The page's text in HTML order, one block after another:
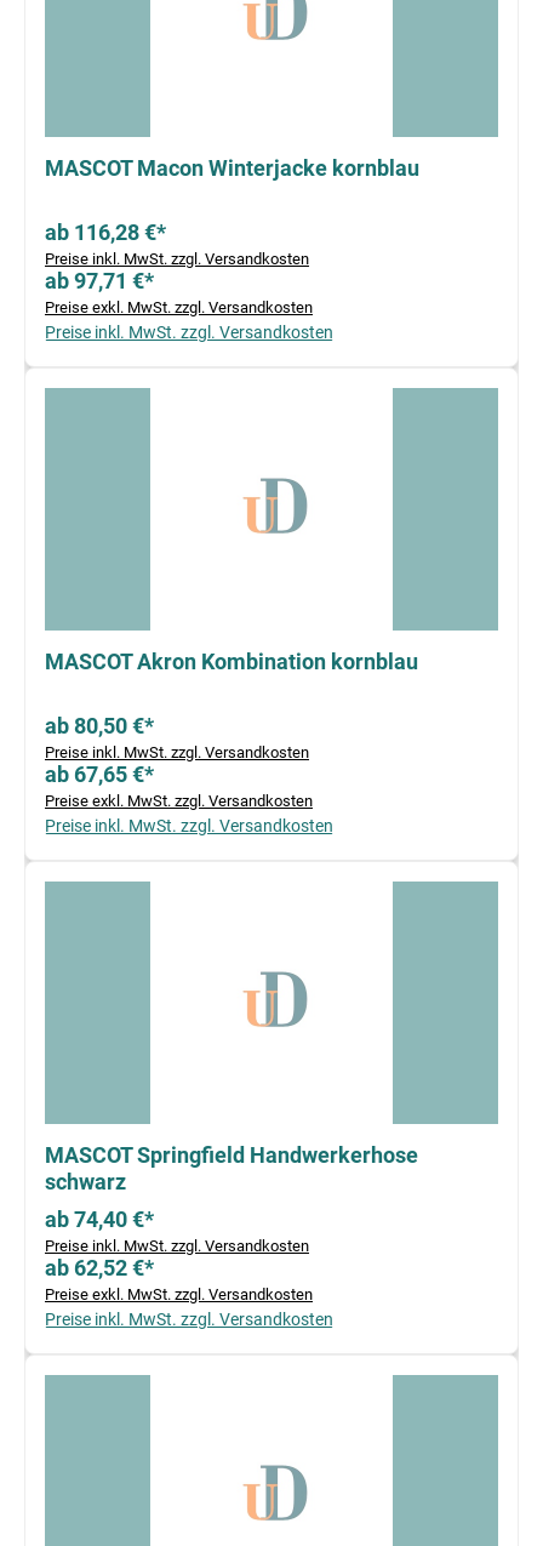
MASCOT Macon Winterjacke kornblau
ab 116,28 €*
Preise inkl. MwSt. zzgl. Versandkosten
ab 97,71 €*
Preise exkl. MwSt. zzgl. Versandkosten
Preise inkl. MwSt. zzgl. Versandkosten
MASCOT Akron Kombination kornblau
ab 80,50 €*
Preise inkl. MwSt. zzgl. Versandkosten
ab 67,65 €*
Preise exkl. MwSt. zzgl. Versandkosten
Preise inkl. MwSt. zzgl. Versandkosten
MASCOT Springfield Handwerkerhose
schwarz
ab 74,40 €*
Preise inkl. MwSt. zzgl. Versandkosten
ab 62,52 €*
Preise exkl. MwSt. zzgl. Versandkosten
Preise inkl. MwSt. zzgl. Versandkosten